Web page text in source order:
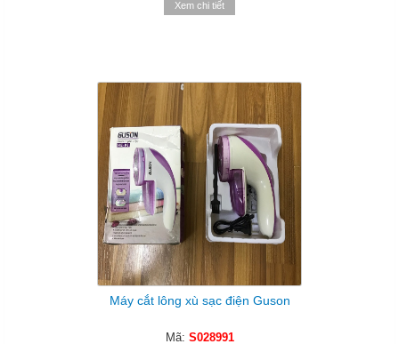
Xem chi tiết
Máy cắt lông xù sạc điện Guson
Mã: S028991